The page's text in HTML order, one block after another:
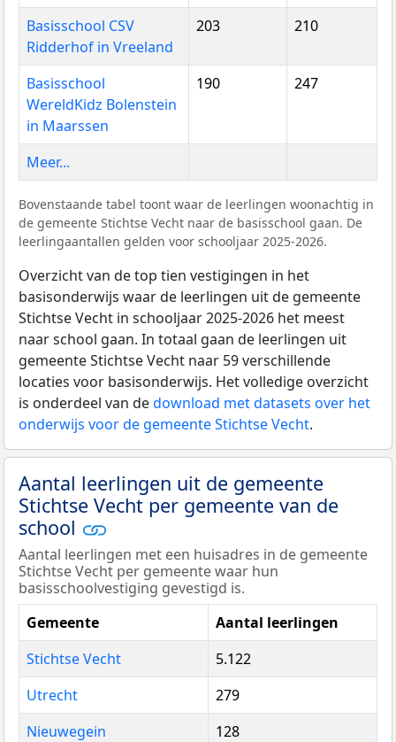
Basisschool CSV
Ridderhof in Vreeland
203 210
Basisschool
WereldKidz Bolenstein
in Maarssen
190 247
Meer...
Bovenstaande tabel toont waar de leerlingen woonachtig in
de gemeente Stichtse Vecht naar de basisschool gaan. De
leerlingaantallen gelden voor schooljaar 2025-2026.
Overzicht van de top tien vestigingen in het
basisonderwijs waar de leerlingen uit de gemeente
Stichtse Vecht in schooljaar 2025-2026 het meest
naar school gaan. In totaal gaan de leerlingen uit
gemeente Stichtse Vecht naar 59 verschillende
locaties voor basisonderwijs. Het volledige overzicht
is onderdeel van dedownload met datasets over het
onderwijs voor de gemeente Stichtse Vecht.
Aantal leerlingen uit de gemeente
Stichtse Vecht per gemeente van de
school
Aantal leerlingen met een huisadres in de gemeente
Stichtse Vecht per gemeente waar hun
basisschoolvestiging gevestigd is.
Gemeente
Aantal leerlingen
Stichtse Vecht
5.122
Utrecht
279
Nieuwegein
128